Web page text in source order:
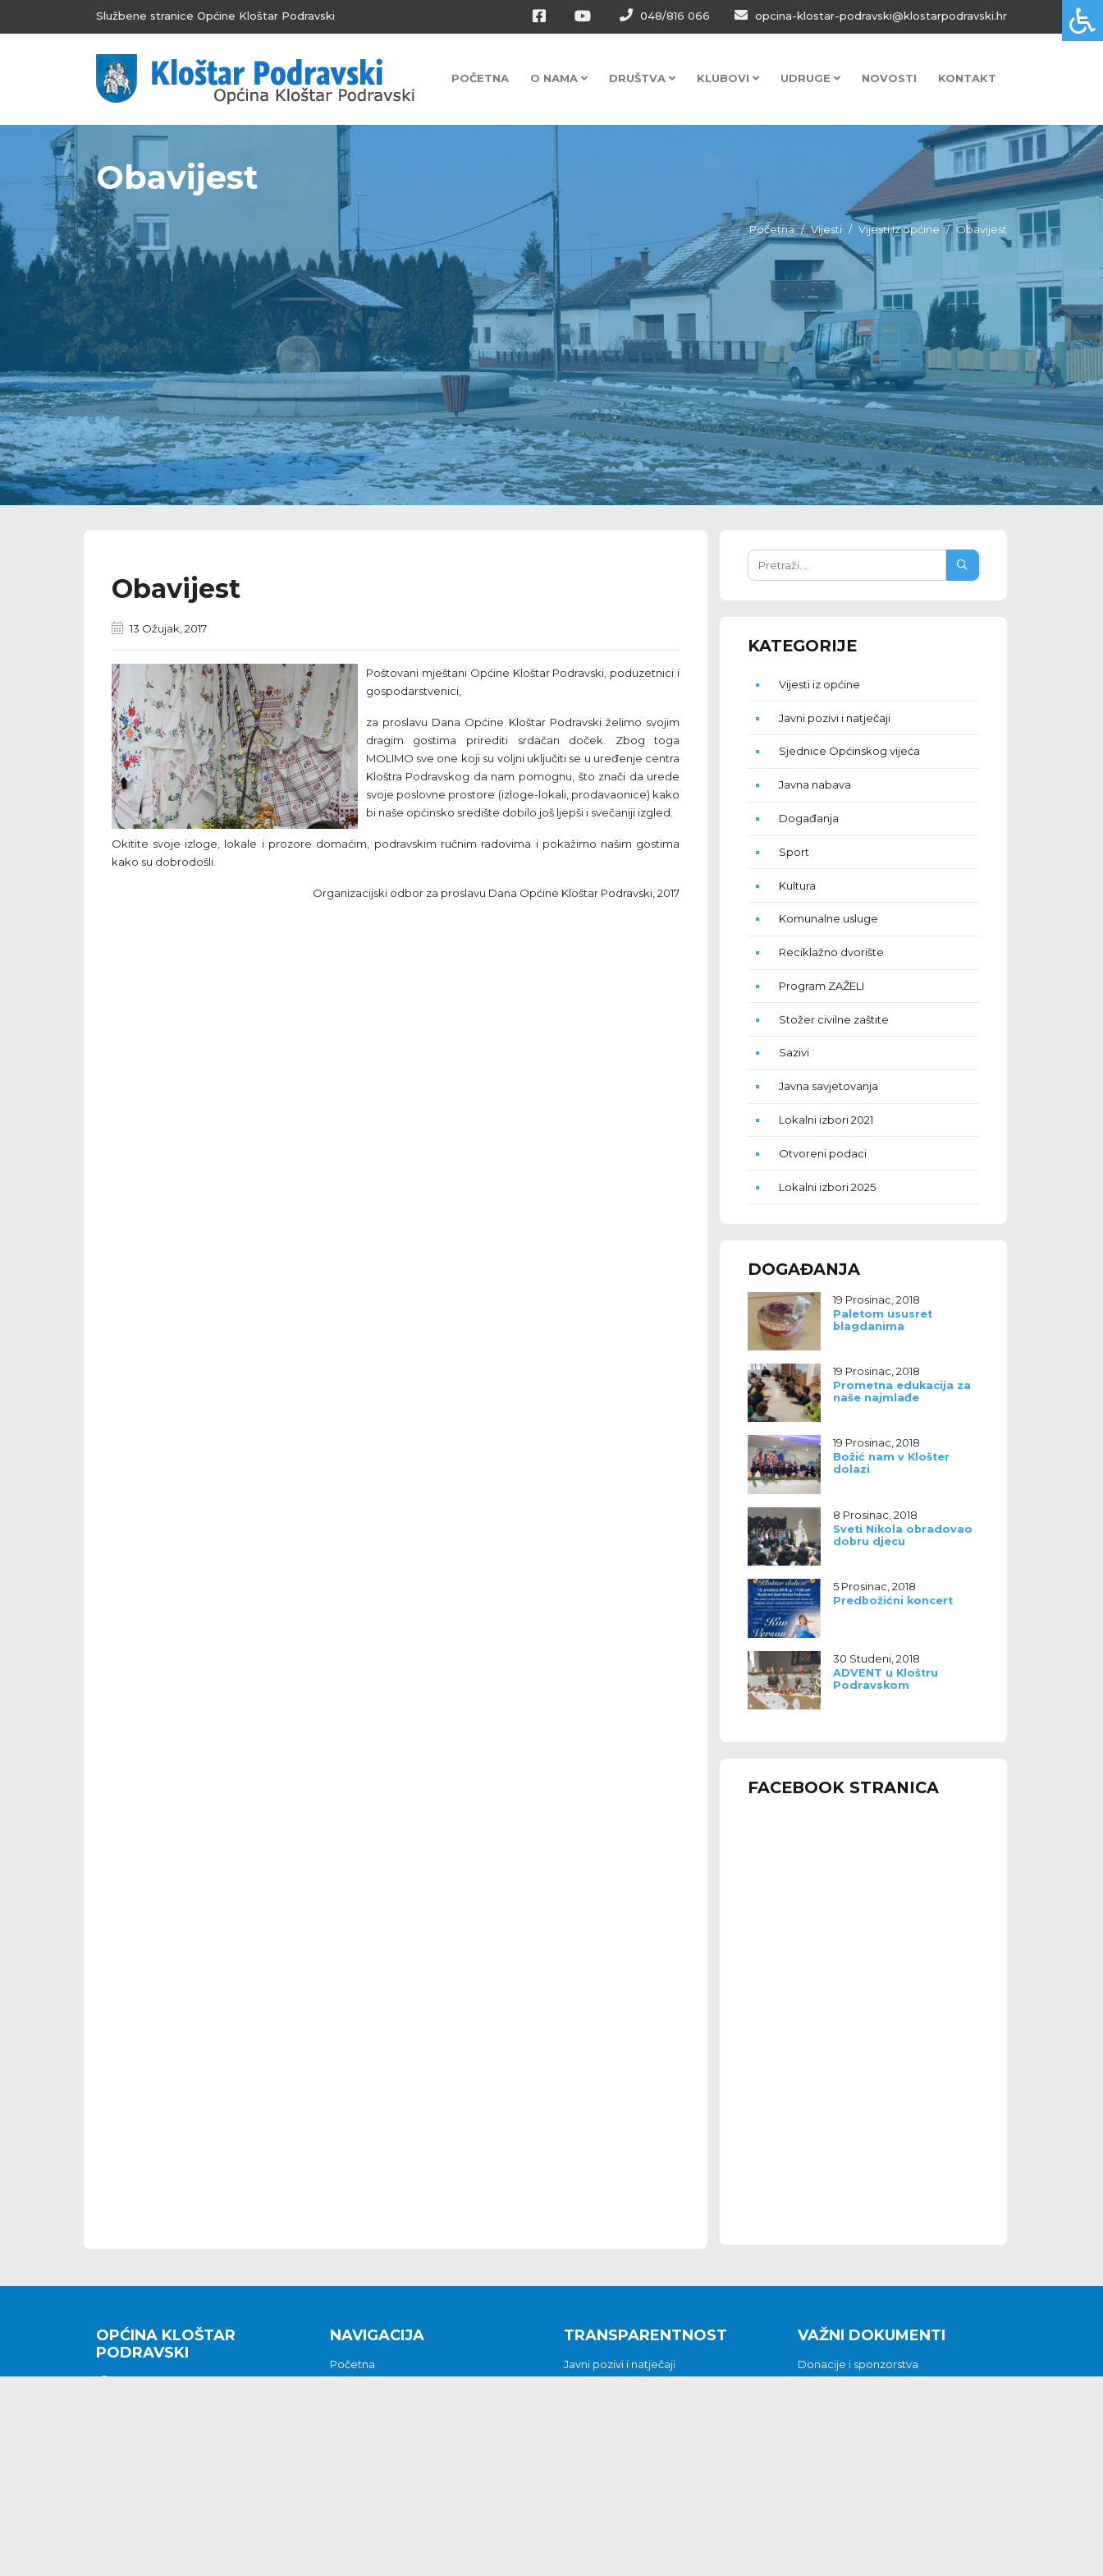
Službene stranice Općine Kloštar Podravski 048/816 066 opcina-klostar-podravski@klostarpodravski.hr
POČETNA O NAMA DRUŠTVA KLUBOVI UDRUGE NOVOSTI KONTAKT
Obavijest
Početna Vijesti Vijesti iz općine Obavijest
Obavijest
13 Ožujak, 2017
Poštovani mještani Općine Kloštar Podravski, poduzetnici i
gospodarstvenici,
za proslavu Dana Općine Kloštar Podravski želimo svojim
dragim gostima prirediti srdačan doček. Zbog toga
MOLIMO sve one koji su voljni uključiti se u uređenje centra
Kloštra Podravskog da nam pomognu, što znači da urede
svoje poslovne prostore (izloge-lokali, prodavaonice) kako
bi naše općinsko središte dobilo još ljepši i svečaniji izgled.
Okitite svoje izloge, lokale i prozore domaćim, podravskim ručnim radovima i pokažimo našim gostima
kako su dobrodošli.
Organizacijski odbor za proslavu Dana Općine Kloštar Podravski, 2017
KATEGORIJE
Vijesti iz općine
Javni pozivi i natječaji
Sjednice Općinskog vijeća
Javna nabava
Događanja
Sport
Kultura
Komunalne usluge
Reciklažno dvorište
Program ZAŽELI
Stožer civilne zaštite
Sazivi
Javna savjetovanja
Lokalni izbori 2021
Otvoreni podaci
Lokalni izbori 2025
DOGAĐANJA
19 Prosinac, 2018
Paletom ususret
blagdanima
19 Prosinac, 2018
Prometna edukacija za
naše najmlađe
19 Prosinac, 2018
Božić nam v Klošter
dolazi
8 Prosinac, 2018
Sveti Nikola obradovao
dobru djecu
5 Prosinac, 2018
Predbožićni koncert
30 Studeni, 2018
ADVENT u Kloštru
Podravskom
FACEBOOK STRANICA
OPĆINA KLOŠTAR
PODRAVSKI
NAVIGACIJA
Početna
TRANSPARENTNOST
Javni pozivi i natječaji
VAŽNI DOKUMENTI
Donacije i sponzorstva